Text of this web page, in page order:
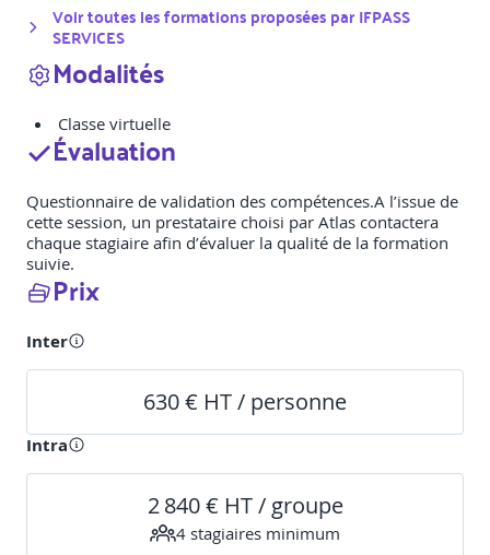
Voir toutes les formations proposées parIFPASS
SERVICES
Modalités
Classe virtuelle
Évaluation
Questionnaire de validation des compétences.A l’issue de
cette session, un prestataire choisi par Atlas contactera
chaque stagiaire afin d’évaluer la qualité de la formation
suivie.
Prix
Inter
630 € HT / personne
Intra
2 840 € HT / groupe
4 stagiaires minimum